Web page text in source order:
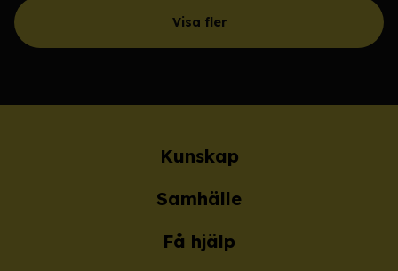
Visa fler
Kunskap
Samhälle
Få hjälp